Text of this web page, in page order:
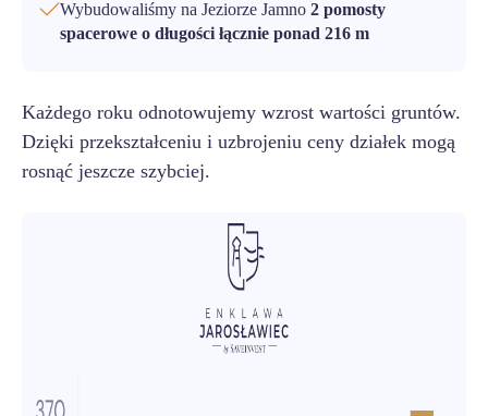
Wybudowaliśmy na Jeziorze Jamno 2 pomosty
spacerowe o długości łącznie ponad 216 m
Każdego roku odnotowujemy wzrost wartości gruntów.
Dzięki przekształceniu i uzbrojeniu ceny działek mogą
rosnąć jeszcze szybciej.